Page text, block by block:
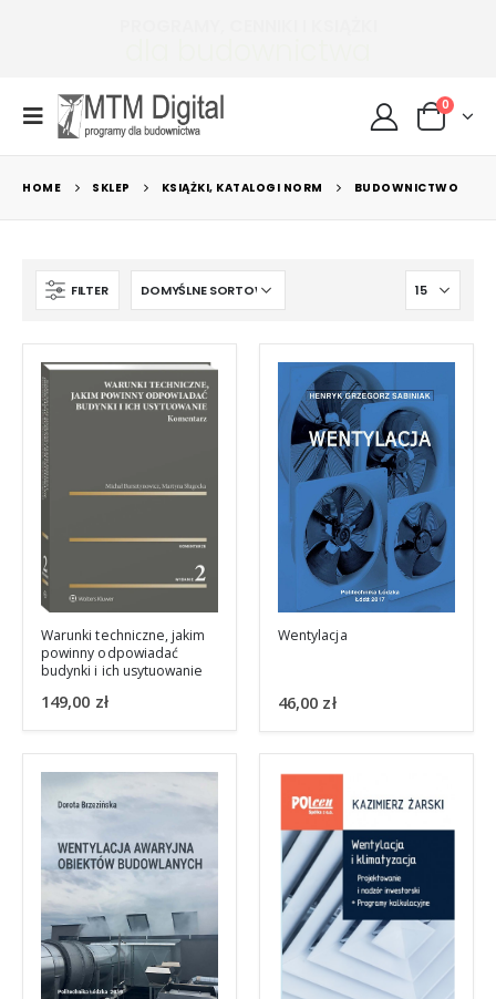
0
HOME SKLEP KSIĄŻKI, KATALOGI NORM BUDOWNICTWO
FILTER
Warunki techniczne, jakim
powinny odpowiadać
budynki i ich usytuowanie
149,00 zł
Wentylacja
46,00 zł